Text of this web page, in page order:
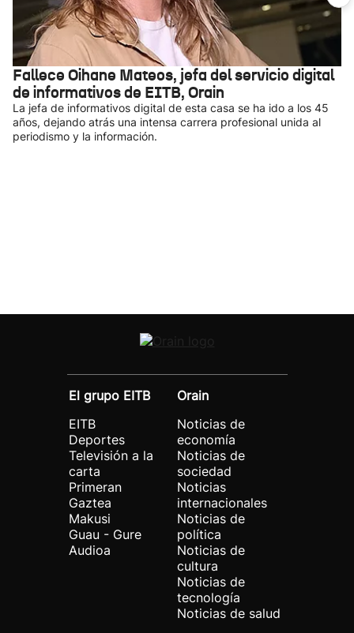
Fallece Oihane Mateos, jefa del servicio digital
de informativos de EITB, Orain
La jefa de informativos digital de esta casa se ha ido a los 45
años, dejando atrás una intensa carrera profesional unida al
periodismo y la información.
El grupo EITB
EITB
Deportes
Televisión a la
carta
Primeran
Gaztea
Makusi
Guau - Gure
Audioa
Orain
Noticias de
economía
Noticias de
sociedad
Noticias
internacionales
Noticias de
política
Noticias de
cultura
Noticias de
tecnología
Noticias de salud